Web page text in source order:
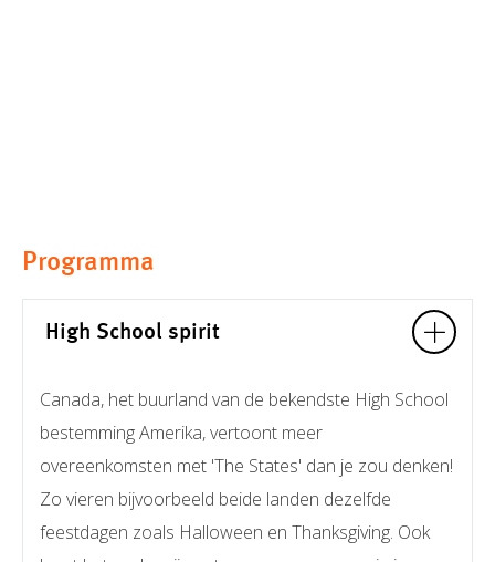
Programma
High School spirit
Canada, het buurland van de bekendste High School
bestemming Amerika, vertoont meer
overeenkomsten met 'The States' dan je zou denken!
Zo vieren bijvoorbeeld beide landen dezelfde
feestdagen zoals Halloween en Thanksgiving. Ook